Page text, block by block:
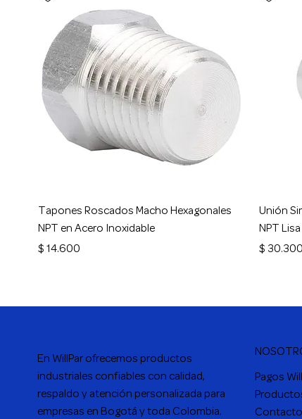
Vista rápida
Tapones Roscados Macho Hexagonales
NPT en Acero Inoxidable
Precio
$ 14.600
Unión
NPT Lisa
Precio
$ 30.300
En WillParofrecemos productos
industriales confiables con calidad,
respaldo y atención personalizada para
empresas en Bogotá y toda Colombia.
Pagos
Contacto